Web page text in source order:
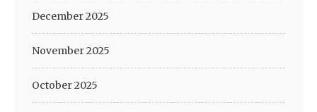
December 2025
November 2025
October 2025